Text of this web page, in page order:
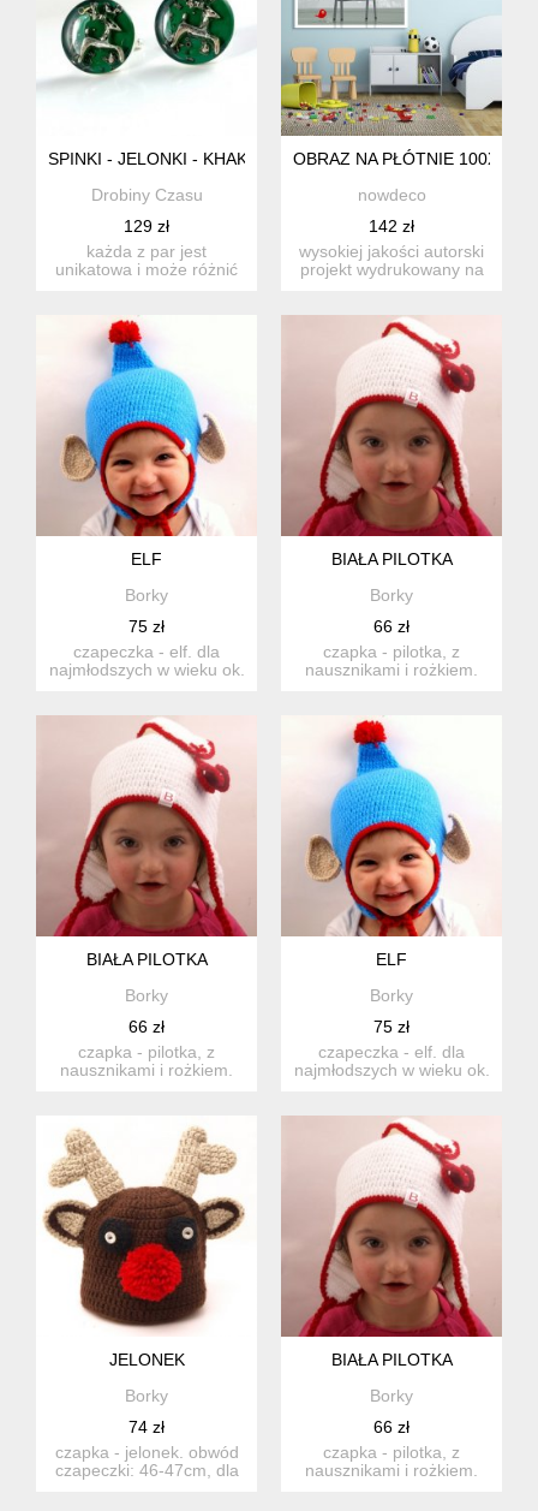
SPINKI - JELONKI - KHAKI - PREZENT NA ŚWIĘTA
Drobiny Czasu
129 zł
każda z par jest
unikatowa i może różnić
OBRAZ NA PŁÓTNIE
nowdeco
142 zł
wysokiej jakości autorski
projekt wydrukowany na
ELF
Borky
75 zł
czapeczka - elf. dla
najmłodszych w wieku ok.
BIAŁA PILOTKA
Borky
66 zł
czapka - pilotka, z
nausznikami i rożkiem.
BIAŁA PILOTKA
Borky
66 zł
czapka - pilotka, z
nausznikami i rożkiem.
ELF
Borky
75 zł
czapeczka - elf. dla
najmłodszych w wieku ok.
JELONEK
Borky
74 zł
czapka - jelonek. obwód
czapeczki: 46-47cm, dla
BIAŁA PILOTKA
Borky
66 zł
czapka - pilotka, z
nausznikami i rożkiem.